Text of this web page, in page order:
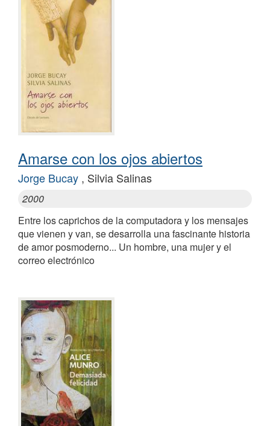
Amarse con los ojos abiertos
Jorge Bucay , Silvia Salinas
2000
Entre los caprichos de la computadora y los mensajes
que vienen y van, se desarrolla una fascinante historia
de amor posmoderno... Un hombre, una mujer y el
correo electrónico